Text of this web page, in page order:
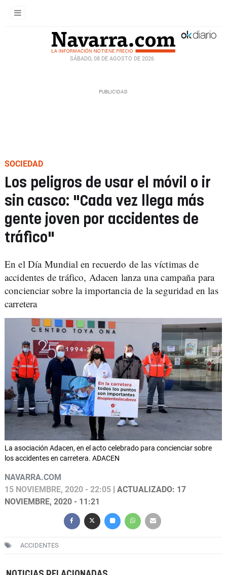
SÁBADO, 08 DE AGOSTO DE 2026
SOCIEDAD
Los peligros de usar el móvil o ir
sin casco: "Cada vez llega más
gente joven por accidentes de
tráfico"
En el Día Mundial en recuerdo de las víctimas de
accidentes de tráfico, Adacen lanza una campaña para
concienciar sobre la importancia de la seguridad en las
carretera
La asociación Adacen, en el acto celebrado para concienciar sobre
los accidentes en carretera. ADACEN
NAVARRA.COM
15 NOVIEMBRE, 2020 - 22:05 | ACTUALIZADO: 17
NOVIEMBRE, 2020 - 11:21
ACCIDENTES